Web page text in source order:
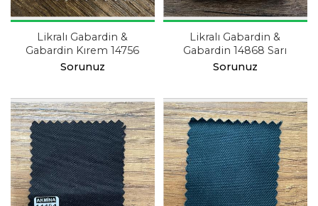
Likralı Gabardin &
Gabardin Kırem 14756
Sorunuz
Likralı Gabardin &
Gabardin 14868 Sarı
Sorunuz